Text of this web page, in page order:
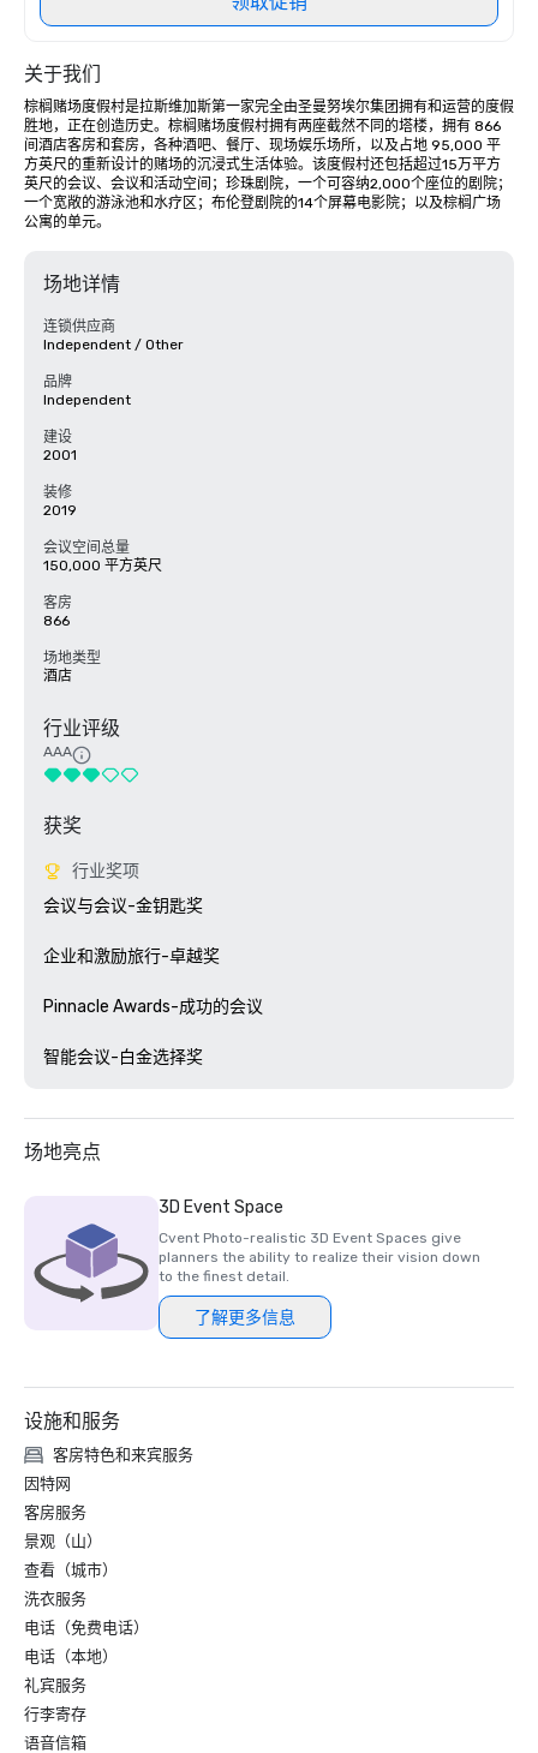
关于我们
棕榈赌场度假村是拉斯维加斯第一家完全由圣曼努埃尔集团拥有和运营的度假
胜地，正在创造历史。棕榈赌场度假村拥有两座截然不同的塔楼，拥有 866
间酒店客房和套房，各种酒吧、餐厅、现场娱乐场所，以及占地 95,000 平
方英尺的重新设计的赌场的沉浸式生活体验。该度假村还包括超过15万平方
英尺的会议、会议和活动空间；珍珠剧院，一个可容纳2,000个座位的剧院；
一个宽敞的游泳池和水疗区；布伦登剧院的14个屏幕电影院；以及棕榈广场
公寓的单元。
场地详情
连锁供应商
Independent / Other
品牌
Independent
建设
2001
装修
2019
会议空间总量
150,000 平方英尺
客房
866
场地类型
酒店
行业评级
AAA
获奖
行业奖项
会议与会议-金钥匙奖
企业和激励旅行-卓越奖
Pinnacle Awards-成功的会议
场地亮点
3D Event Space
Cvent Photo-realistic 3D Event Spaces give
planners the ability to realize their vision down
to the finest detail.
了解更多信息
设施和服务
客房特色和来宾服务
因特网
客房服务
景观（山）
查看（城市）
洗衣服务
电话（免费电话）
电话（本地）
礼宾服务
行李寄存
语音信箱